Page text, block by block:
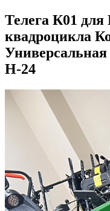
Телега К01 для
квадроцикла
H-24